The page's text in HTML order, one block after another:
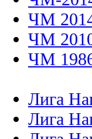
ЧМ
ЧМ
ЧМ
Лига
Лига